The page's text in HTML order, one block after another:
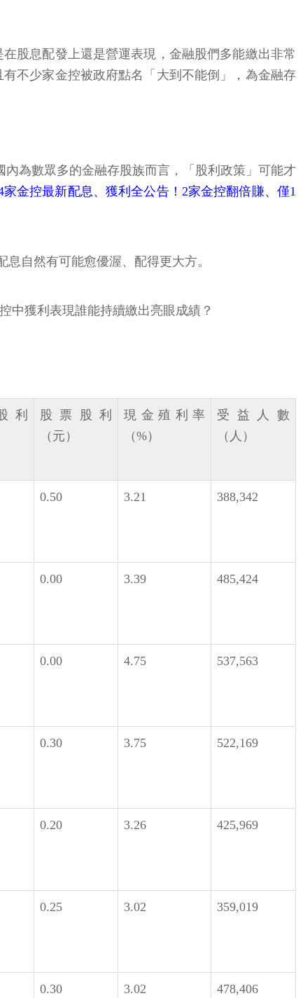
股息配發上還是營運表現，金融股們多能繳出非常
不少家金控被政府點名「大到不能倒」，為金融存
為數眾多的金融存股族而言，「股利政策」可能才
家金控最新配息、獲利全公告！2家金控翻倍賺、僅1
自然有可能愈優渥、配得更大方。
中獲利表現誰能持續繳出亮眼成績？
利
股票股利
（元）
現金殖利率
（%）
受益人數
（人）
0.50 3.21 388,342
0.00 3.39 485,424
0.00 4.75 537,563
0.30 3.75 522,169
0.20 3.26 425,969
0.25 3.02 359,019
0.30 3.02 478,406